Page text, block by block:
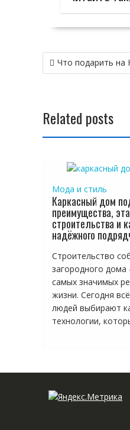
Навигация
по
Что подарить
Related posts
Мода и стиль
Каркасный дом
преимущества,
строительства и
надёжного
Строительство
загородного
самых значимых
жизни. Сегодня
людей выбирают
технологии,